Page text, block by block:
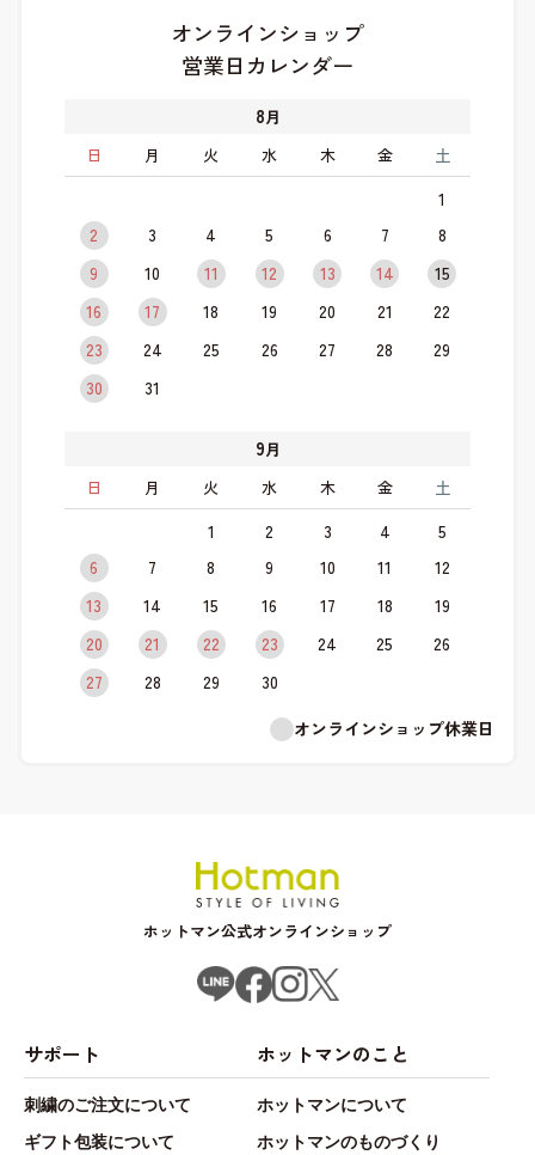
オンラインショップ
営業日カレンダー
8月
日
月 火 水 木 金 土
1
2
3 4 5 6 7
8
9
10 11 12 13 14
15
16
17 18 19 20 21
22
23
24 25 26 27 28
29
30
31
9月
日
月 火 水 木 金 土
1 2 3 4
5
6
7 8 9 10 11
12
13
14 15 16 17 18
19
20
21 22 23 24 25
26
27
28 29
30
オンラインショップ休業日
ホットマン公式オンラインショップ
サポート
刺繍のご注文について
ギフト包装について
ホットマンのこと
ホットマンについて
ホットマンのものづくり